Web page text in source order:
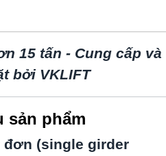
15 tấn - Cung cấp và
bởi VKLIFT
sản phẩm
đơn (single girder